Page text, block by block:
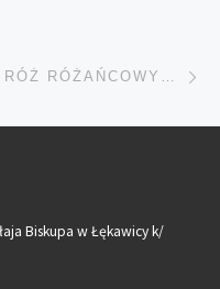
DIECEZJALNA PIELGRZYMKA RÓŻ RÓŻAŃCOWYCH – CHORZELÓW 2025
Biskupa w Łękawicy k/